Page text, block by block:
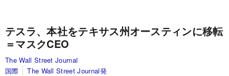
テスラ、本社をテキサス州オースティンに移転
＝マスクCEO
The Wall Street Journal
国際
The Wall Street Journal発